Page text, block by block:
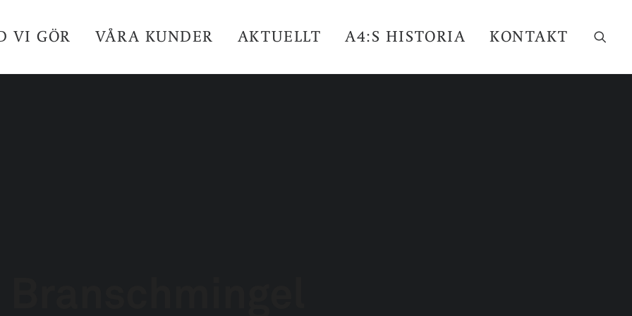
VI GÖR VÅRA KUNDER AKTUELLT A4:S HISTORIA KONTAKT